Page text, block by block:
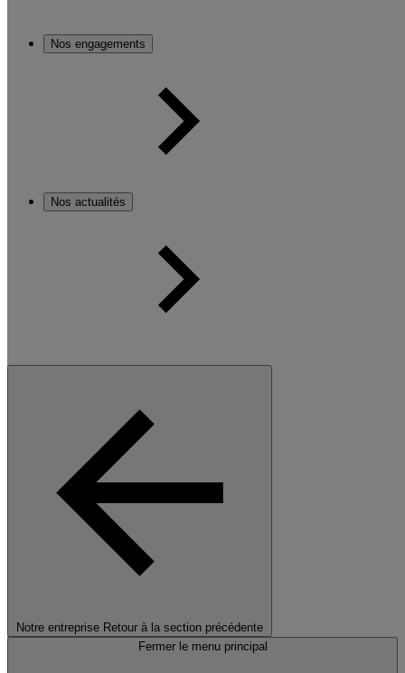
Nos engagements
Nos actualités
Notre entreprise Retour à la section précédente
Fermer le menu principal